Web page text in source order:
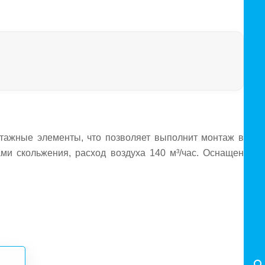
элементы, что позволяет выполнит монтаж в
скольжения, расход воздуха 140 м³/час. Оснащен